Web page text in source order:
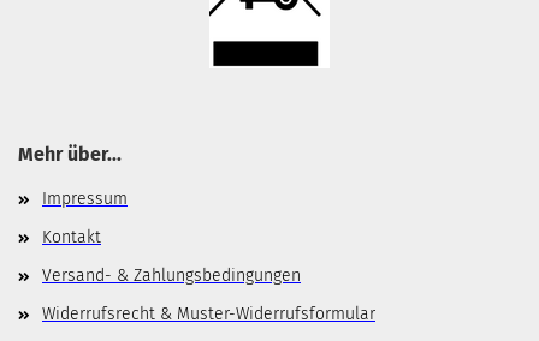
Mehr über...
Impressum
Kontakt
Versand- & Zahlungsbedingungen
Widerrufsrecht & Muster-Widerrufsformular